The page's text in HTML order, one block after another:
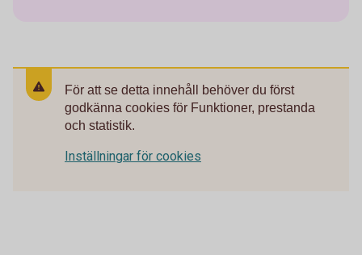
För att se detta innehåll behöver du först
godkänna cookies för Funktioner, prestanda
och statistik.
Inställningar för cookies